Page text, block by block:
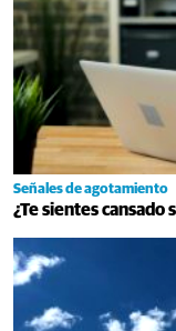
Señales de agotamiento
¿Te sientes cansado